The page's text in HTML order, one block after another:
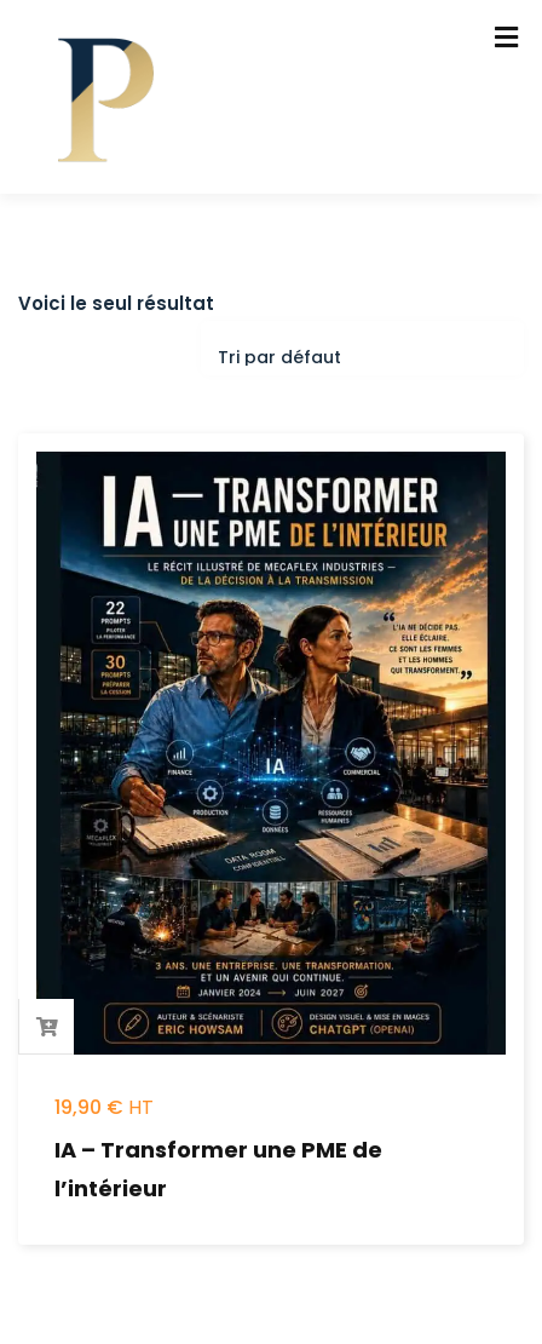
Voici le seul résultat
19,90 €
IA – Transformer une PME de
l’intérieur